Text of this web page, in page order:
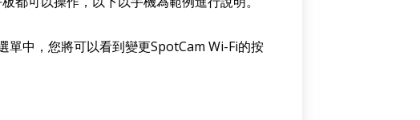
單中，您將可以看到變更SpotCam Wi-Fi的按